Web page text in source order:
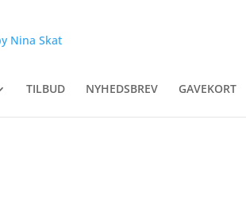
TILBUD NYHEDSBREV GAVEKORT